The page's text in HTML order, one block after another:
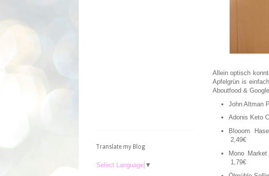
Allein optisch
Apfelgrün is
Aboutfood &
John Altman
Adonis Keto
Blooom
2,49€
Mono
1,79€
Translate my Blog
Select Language ▼